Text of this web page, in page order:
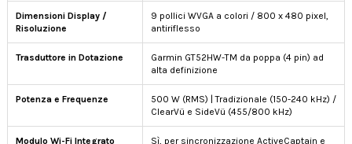
Dimensioni Display /
Risoluzione
9 pollici WVGA a colori / 800 x 480 pixel,
antiriflesso
Trasduttore in Dotazione
Garmin GT52HW-TM da poppa (4 pin) ad
alta definizione
Potenza e Frequenze
500 W (RMS) | Tradizionale (150-240 kHz) /
ClearVü e SideVü (455/800 kHz)
Modulo Wi-Fi Integrato
Sì, per sincronizzazione ActiveCaptain e